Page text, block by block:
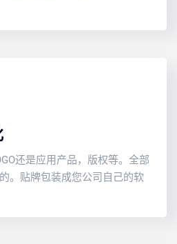
还是应用产品，版权等。全部
。贴牌包装成您公司自己的软